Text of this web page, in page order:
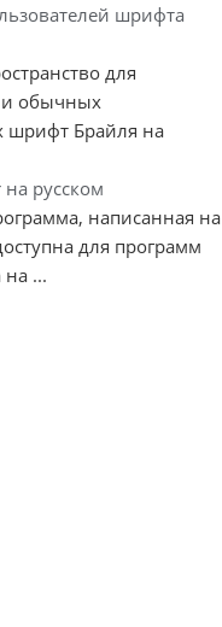
шрифта
для
и обычных
шрифт Брайля на
на русском
написанная на
для программ
...